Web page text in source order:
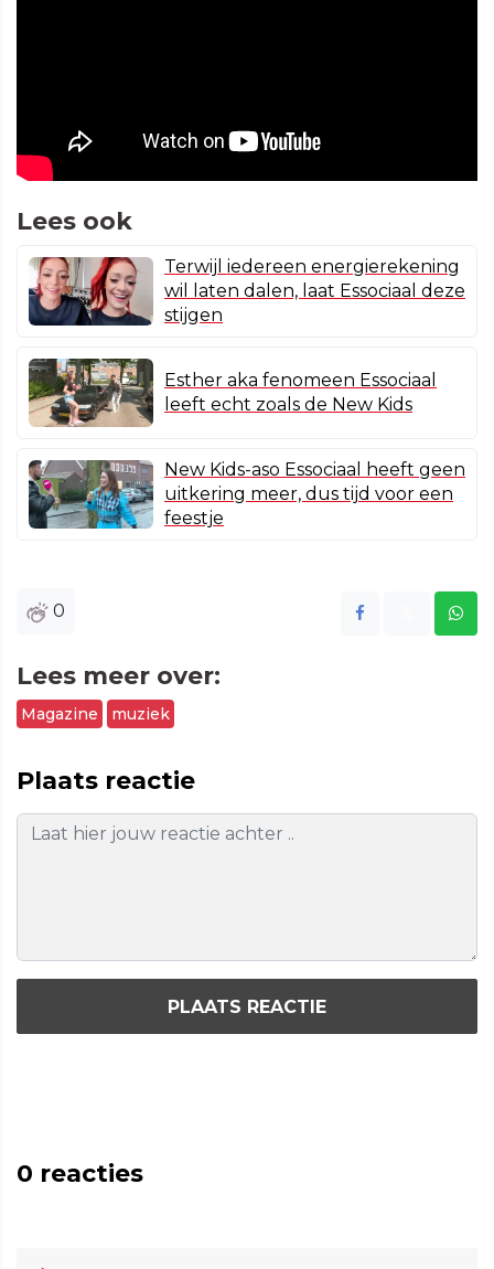
Lees ook
Terwijl iedereen energierekening
wil laten dalen, laat Essociaal deze
stijgen
Esther aka fenomeen Essociaal
leeft echt zoals de New Kids
New Kids-aso Essociaal heeft geen
uitkering meer, dus tijd voor een
feestje
0
Lees meer over:
Magazine muziek
Plaats reactie
PLAATS REACTIE
0 reacties